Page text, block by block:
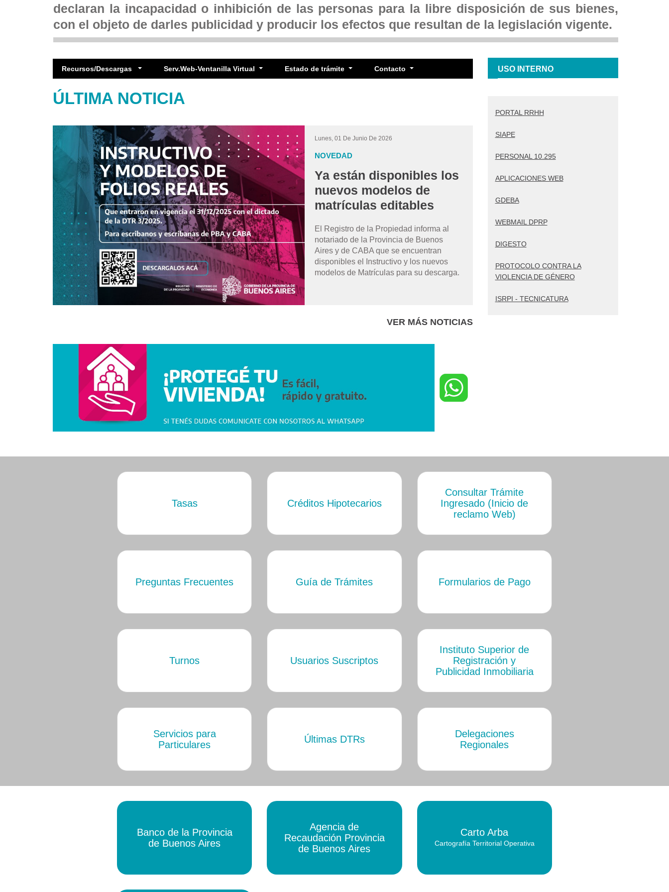
declaran la incapacidad o inhibición de las personas para la libre disposición de sus bienes,
con el objeto de darles publicidad y producir los efectos que resultan de la legislación vigente.
Recursos/Descargas Serv.Web-Ventanilla Virtual Estado de trámite Contacto
ÚLTIMA NOTICIA
Lunes, 01 De Junio De 2026
NOVEDAD
Ya están disponibles los
nuevos modelos de
matrículas editables
El Registro de la Propiedad informa al
notariado de la Provincia de Buenos
Aires y de CABA que se encuentran
disponibles el Instructivo y los nuevos
modelos de Matrículas para su descarga.
VER MÁS NOTICIAS
USO INTERNO
PORTAL RRHH
SIAPE
PERSONAL 10.295
APLICACIONES WEB
GDEBA
WEBMAIL DPRP
DIGESTO
PROTOCOLO CONTRA LA
VIOLENCIA DE GÉNERO
ISRPI - TECNICATURA
Tasas Créditos Hipotecarios
Consultar Trámite
Ingresado (Inicio de
reclamo Web)
Preguntas Frecuentes Guía de Trámites Formularios de Pago
Turnos Usuarios Suscriptos
Instituto Superior de
Registración y
Publicidad Inmobiliaria
Servicios para
Particulares
Últimas DTRs
Delegaciones
Regionales
Banco de la Provincia
de Buenos Aires
Agencia de
Recaudación Provincia
de Buenos Aires
Carto Arba
Cartografía Territorial Operativa